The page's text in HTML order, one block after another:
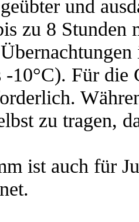
und
zu 8
-10°C). Für
zu tragen,
ist auch für